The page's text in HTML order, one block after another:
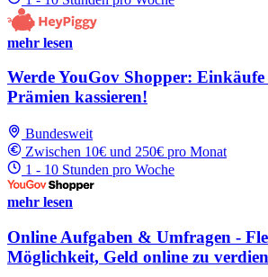
mehr lesen
Werde YouGov Shopper: Einkäufe
Prämien kassieren!
Bundesweit
Zwischen 10€ und 250€ pro Monat
1 - 10 Stunden pro Woche
mehr lesen
Online Aufgaben & Umfragen -
Möglichkeit, Geld online zu